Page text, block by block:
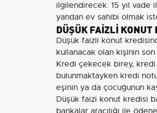
ilgilendirecek. 15 yıl vade
yandan ev sahibi olmak
DÜŞÜK FAİZLİ
Düşük faizli konut
kullanacak olan kişinin
Kredi çekecek birey, kredi
bulunmaktayken kredi
eşinin ya da çocuğunun
Düşük faizi konut kredisi
bankalar aracılığı ile